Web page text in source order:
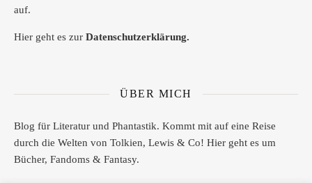
auf.
Hier geht es zur Datenschutzerklärung.
ÜBER MICH
Blog für Literatur und Phantastik. Kommt mit auf eine Reise
durch die Welten von Tolkien, Lewis & Co! Hier geht es um
Bücher, Fandoms & Fantasy.